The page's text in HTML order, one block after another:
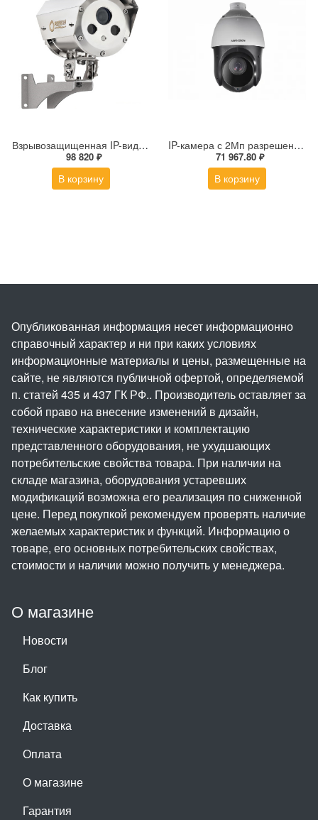
Взрывозащищенная IP-видеокамера Релион Релион-Exd-Н-100-ИК-IP5Мп2.8mm-PoE-МК-TR
98 820 ₽
В корзину
IP-камера с 2Мп разрешением DS-2DE4225IW-DE(S5)
71 967.80 ₽
В корзину
О магазине
Новости
Блог
Как купить
Доставка
Оплата
О магазине
Гарантия
Опубликованная информация несет информационно
справочный характер и ни при каких условиях
информационные материалы и цены, размещенные на
сайте, не являются публичной офертой, определяемой
п. статей 435 и 437 ГК РФ.. Производитель оставляет за
собой право на внесение изменений в дизайн,
технические характеристики и комплектацию
представленного оборудования, не ухудшающих
потребительские свойства товара. При наличии на
складе магазина, оборудования устаревших
модификаций возможна его реализация по сниженной
цене. Перед покупкой рекомендуем проверять наличие
желаемых характеристик и функций. Информацию о
товаре, его основных потребительских свойствах,
стоимости и наличии можно получить у менеджера.